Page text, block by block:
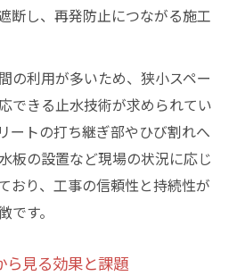
実践で得た重要な学びとは
水工事の実例から分かる注
で意識したい具体的ポイン
る止水工事の成功事例
水対策で役立つ止水工事の
断し、再発防止につながる施工
の利用が多いため、狭小スペー
できる止水技術が求められてい
ートの打ち継ぎ部やひび割れへ
板の設置など現場の状況に応じ
おり、工事の信頼性と持続性が
す。
ら見る効果と課題